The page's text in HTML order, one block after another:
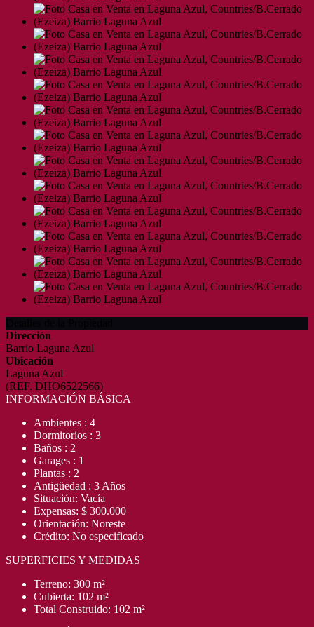
Dirección
Barrio Laguna Azul
Ubicación
Laguna Azul
(REF. DHO6522566)
INFORMACIÓN BÁSICA
Ambientes : 4
Dormitorios : 3
Baños : 2
Garages : 1
Plantas : 2
Antigüedad : 3 Años
Situación: Vacía
Expensas: $ 300.000
Orientación: Noreste
Crédito: No especificado
SUPERFICIES Y MEDIDAS
Terreno: 300 m²
Cubierta: 102 m²
Total Construido: 102 m²